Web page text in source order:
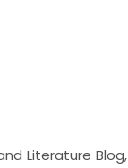
Literature Blog,